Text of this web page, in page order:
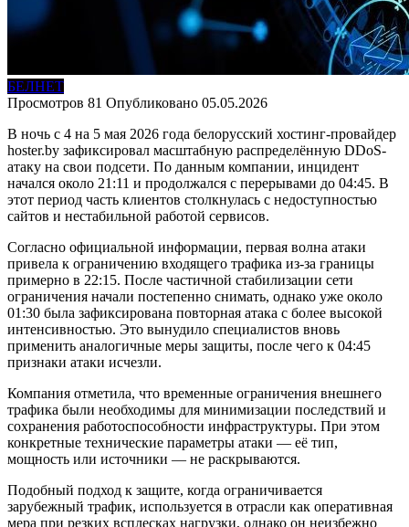
БЕЛНЕТ
Просмотров 81 Опубликовано 05.05.2026
В ночь с 4 на 5 мая 2026 года белорусский хостинг-провайдер
hoster.by зафиксировал масштабную распределённую DDoS-
атаку на свои подсети. По данным компании, инцидент
начался около 21:11 и продолжался с перерывами до 04:45. В
этот период часть клиентов столкнулась с недоступностью
сайтов и нестабильной работой сервисов.
Согласно официальной информации, первая волна атаки
привела к ограничению входящего трафика из-за границы
примерно в 22:15. После частичной стабилизации сети
ограничения начали постепенно снимать, однако уже около
01:30 была зафиксирована повторная атака с более высокой
интенсивностью. Это вынудило специалистов вновь
применить аналогичные меры защиты, после чего к 04:45
признаки атаки исчезли.
Компания отметила, что временные ограничения внешнего
трафика были необходимы для минимизации последствий и
сохранения работоспособности инфраструктуры. При этом
конкретные технические параметры атаки — её тип,
мощность или источники — не раскрываются.
Подобный подход к защите, когда ограничивается
зарубежный трафик, используется в отрасли как оперативная
мера при резких всплесках нагрузки, однако он неизбежно